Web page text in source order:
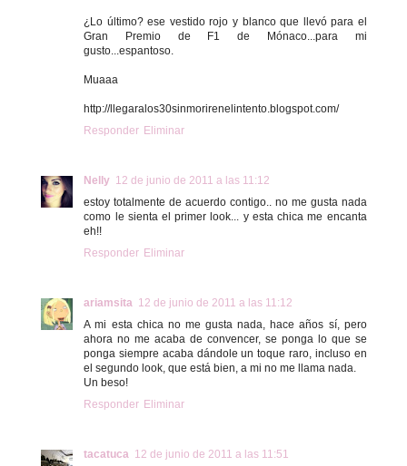
¿Lo último? ese vestido rojo y blanco que llevó para el
Gran Premio de F1 de Mónaco...para mi
gusto...espantoso.
Muaaa
http://llegaralos30sinmorirenelintento.blogspot.com/
Responder Eliminar
Nelly 12 de junio de 2011 a las 11:12
estoy totalmente de acuerdo contigo.. no me gusta nada
como le sienta el primer look... y esta chica me encanta
eh!!
Responder Eliminar
ariamsita 12 de junio de 2011 a las 11:12
A mi esta chica no me gusta nada, hace años sí, pero
ahora no me acaba de convencer, se ponga lo que se
ponga siempre acaba dándole un toque raro, incluso en
el segundo look, que está bien, a mi no me llama nada.
Un beso!
Responder Eliminar
tacatuca 12 de junio de 2011 a las 11:51